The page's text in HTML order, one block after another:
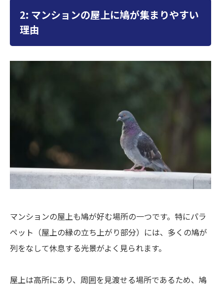
2: マンションの屋上に鳩が集まりやすい
理由
マンションの屋上も鳩が好む場所の一つです。特にパラ
ペット（屋上の縁の立ち上がり部分）には、多くの鳩が
列をなして休息する光景がよく見られます。
屋上は高所にあり、周囲を見渡せる場所であるため、鳩